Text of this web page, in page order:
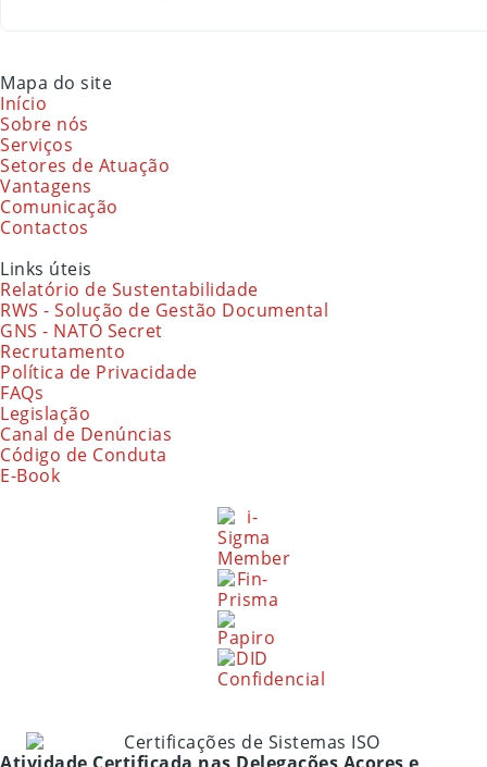
Mapa do site
Início
Sobre nós
Serviços
Setores de Atuação
Vantagens
Comunicação
Contactos
Links úteis
Relatório de Sustentabilidade
RWS - Solução de Gestão Documental
GNS - NATO Secret
Recrutamento
Política de Privacidade
FAQs
Legislação
Canal de Denúncias
Código de Conduta
E-Book